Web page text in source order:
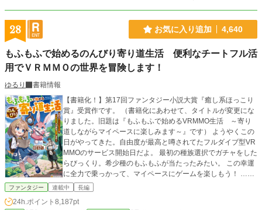
28 お気に入り追加 4,640
もふもふで始めるのんびり寄り道生活 便利なチートフル活
用でＶＲＭＭＯの世界を冒険します！
ゆるり
書籍情報
【書籍化！】第17回ファンタジー小説大賞『癒し系ほっこり
賞』受賞作です。 （書籍化にあわせて、タイトルが変更にな
りました。旧題は『もふもふで始めるVRMMO生活 ～寄り
道しながらマイペースに楽しみます～』です） ようやくこの
日がやってきた。自由度が最高と噂されてたフルダイブ型VR
MMOのサービス開始日だよ。 最初の種族選択でガチャをした
らびっくり。希少種のもふもふが当たったみたい。 この幸運
に全力で乗っかって、マイペースにゲームを楽しもう！ ……
もぐもぐ。この世界、ご飯美味しすぎでは？ ＊＊＊ ゲーム生
ライフ。 主人公は羽のあるうさぎになって、愛嬌を振りまき
ファンタジー 連載中 長編
24h.ポイント 8,187pt